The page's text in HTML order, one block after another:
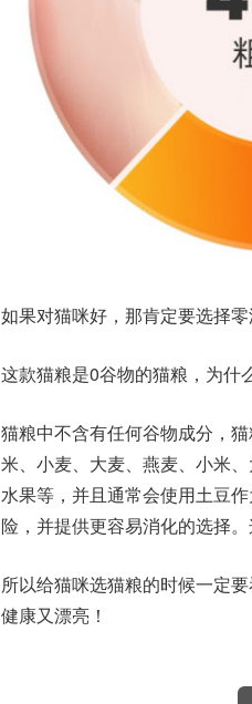
如果对猫咪好，那肯定要选择
这款猫粮是0谷物的猫粮，为什
猫粮中不含有任何谷物成分，
米、小麦、大麦、燕麦、小米
水果等，并且通常会使用土豆
险，并提供更容易消化的选择
所以给猫咪选猫粮的时候一定
健康又漂亮！